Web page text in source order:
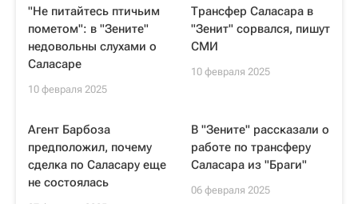
"Не питайтесь птичьим
пометом": в "Зените"
недовольны слухами о
Саласаре
10 февраля 2025
Трансфер Саласара в
"Зенит" сорвался, пишут
СМИ
10 февраля 2025
Агент Барбоза
предположил, почему
сделка по Саласару еще
не состоялась
В "Зените" рассказали о
работе по трансферу
Саласара из "Браги"
06 февраля 2025